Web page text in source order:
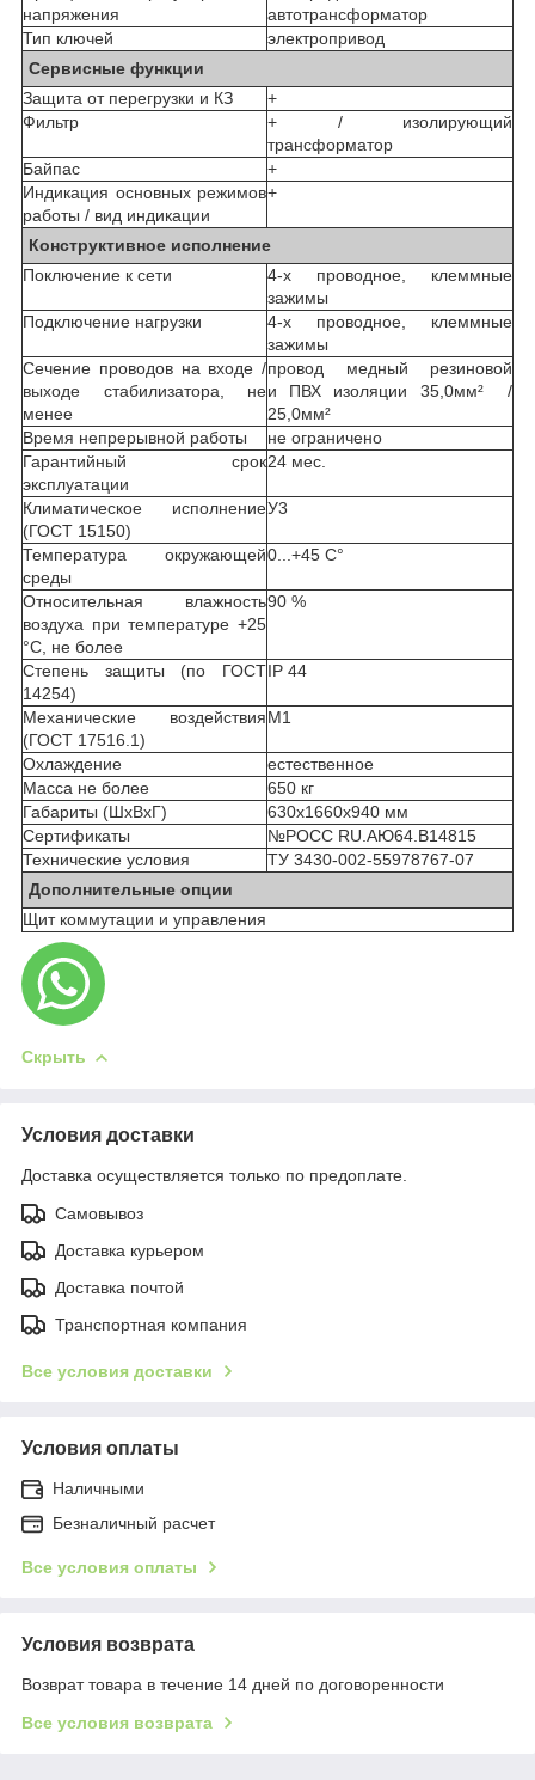
напряжения
автотрансформатор
Тип ключей
электропривод
Сервисные функции
Защита от перегрузки и КЗ
+
Фильтр
+ / изолирующий
трансформатор
Байпас
+
Индикация основных режимов
работы / вид индикации
+
Конструктивное исполнение
Поключение к сети
4-х проводное, клеммные
зажимы
Подключение нагрузки
4-х проводное, клеммные
зажимы
Сечение проводов на входе /
выходе стабилизатора, не
менее
провод медный резиновой
и ПВХ изоляции 35,0мм² /
25,0мм²
Время непрерывной работы
не ограничено
Гарантийный срок
эксплуатации
24 мес.
Климатическое исполнение
(ГОСТ 15150)
У3
Температура окружающей
среды
0...+45 С°
Относительная влажность
воздуха при температуре +25
°С, не более
90 %
Степень защиты (по ГОСТ
14254)
IP 44
Механические воздействия
(ГОСТ 17516.1)
М1
Охлаждение
естественное
Масса не более
650 кг
Габариты (ШхВхГ)
630х1660х940 мм
Сертификаты
№РОСС RU.АЮ64.В14815
Технические условия
ТУ 3430-002-55978767-07
Дополнительные опции
Щит коммутации и управления
Скрыть
Условия доставки
Доставка осуществляется только по предоплате.
Самовывоз
Доставка курьером
Доставка почтой
Транспортная компания
Все условия доставки
Условия оплаты
Наличными
Безналичный расчет
Все условия оплаты
Условия возврата
Возврат товара в течение 14 дней по договоренности
Все условия возврата